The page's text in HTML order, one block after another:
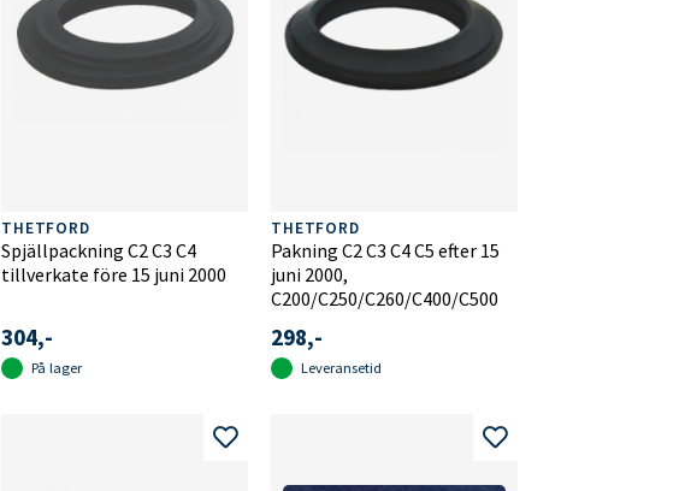
THETFORD
Spjällpackning C2 C3 C4
tillverkate före 15 juni 2000
304,-
På lager
THETFORD
Pakning C2 C3 C4 C5 efter 15
juni 2000,
C200/C250/C260/C400/C500
298,-
Leveransetid